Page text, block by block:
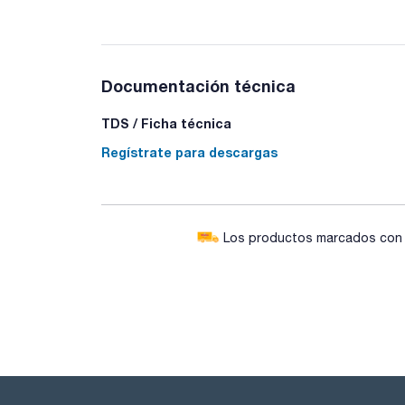
Documentación técnica
TDS / Ficha técnica
Regístrate para descargas
Los productos marcados